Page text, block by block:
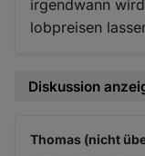
irgendwann
lobpreisen
Diskussion
Thomas (nicht